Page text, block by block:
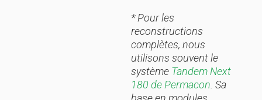
* Pour les
reconstructions
complètes, nous
utilisons souvent le
système Tandem Next
180 de Permacon. Sa